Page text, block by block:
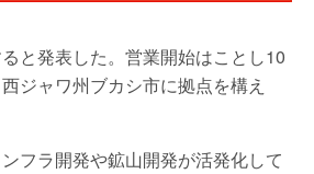
と発表した。営業開始はことし10
ジャワ州ブカシ市に拠点を構え
フラ開発や鉱山開発が活発化して